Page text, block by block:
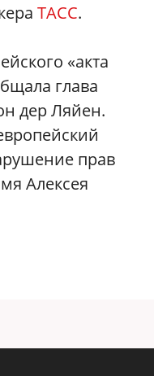
ТАСС.
«акта
глава
дер Ляйен.
прав
Алексея